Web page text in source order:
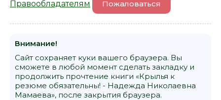
Правообладателям Пожаловаться
Внимание!
Сайт сохраняет куки вашего браузера. Вы
сможете в любой момент сделать закладку и
продолжить прочтение книги «Крылья к
резюме обязательны! - Надежда Николаевна
Мамаева», после закрытия браузера.